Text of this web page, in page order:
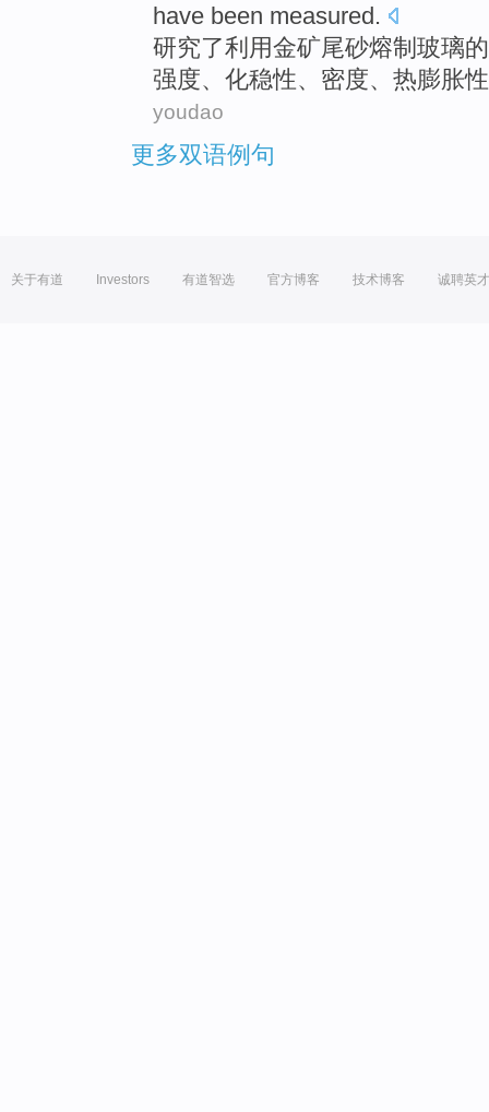
have been measured.
研究了利用金矿尾砂熔制 玻璃的
强度、化稳性、 密度、 热膨胀性
youdao
更多双语例句
关于有道 Investors 有道智选 官方博客 技术博客 诚聘英才